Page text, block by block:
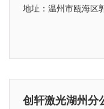
地址：温州市瓯海区
创轩激光湖州分